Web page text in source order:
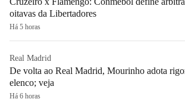
oitavas da Libertadores
Há 5 horas
Real Madrid
De volta ao Real Madrid, Mourinho adota
elenco; veja
Há 6 horas